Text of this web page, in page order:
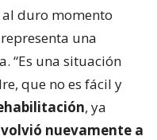
al duro momento
una
“Es una situación
que no es fácil y
, ya
nuevamente a